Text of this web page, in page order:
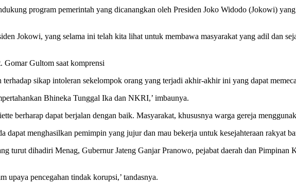
program pemerintah yang dicanangkan oleh Presiden Joko Widodo (Jokowi)
Jokowi, yang selama ini telah kita lihat untuk membawa masyarakat yang adil dan
Gultom saat komprensi
sikap intoleran sekelompok orang yang terjadi akhir-akhir ini yang dapat
Bhineka Tunggal Ika dan NKRI,’ imbaunya.
berharap dapat berjalan dengan baik. Masyarakat, khususnya warga gereja
dapat menghasilkan pemimpin yang jujur dan mau bekerja untuk kesejahteraan rakyat
turut dihadiri Menag, Gubernur Jateng Ganjar Pranowo, pejabat daerah dan Pimpinan
upaya pencegahan tindak korupsi,’ tandasnya.